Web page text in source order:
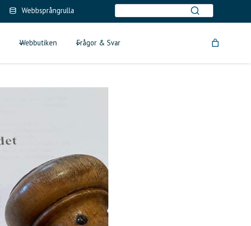
Webbsprångrulla
Webbutiken Frågor & Svar